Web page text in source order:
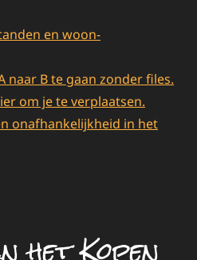
en woon-
naar B te gaan zonder files.
om je te verplaatsen.
onafhankelijkheid in het